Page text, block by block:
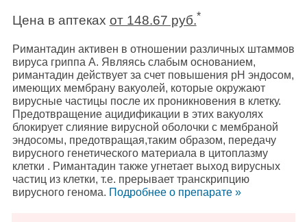
Цена в аптеках от 148.67 руб.*
Римантадин активен в отношении различных штаммов
вируса гриппа А. Являясь слабым основанием,
римантадин действует за счет повышения рН эндосом,
имеющих мембрану вакуолей, которые окружают
вирусные частицы после их проникновения в клетку.
Предотвращение ацидификации в этих вакуолях
блокирует слияние вирусной оболочки с мембраной
эндосомы, предотвращая,таким образом, передачу
вирусного генетического материала в цитоплазму
клетки . Римантадин также угнетает выход вирусных
частиц из клетки, т.е. прерывает транскрипцию
вирусного генома. Подробнee о препарате »